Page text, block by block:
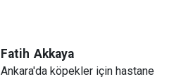
Fatih Akkaya
Ankara'da köpekler için hastane